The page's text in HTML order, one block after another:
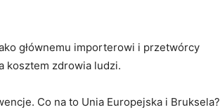
głównemu importerowi i przetwórcy
kosztem zdrowia ludzi.
Co na to Unia Europejska i Bruksela?